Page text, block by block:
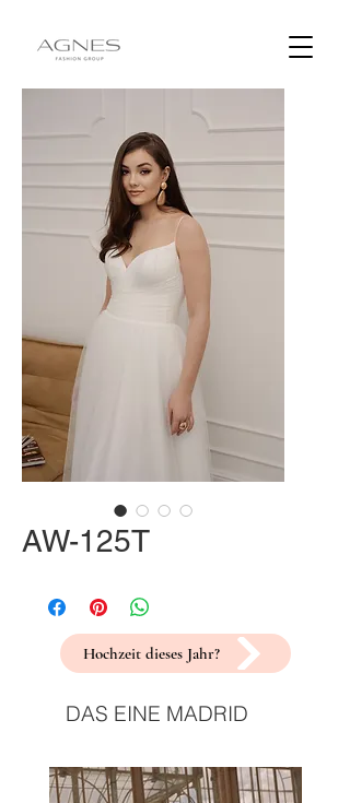
AW-125T
Hochzeit dieses Jahr?
DAS EINE MADRID